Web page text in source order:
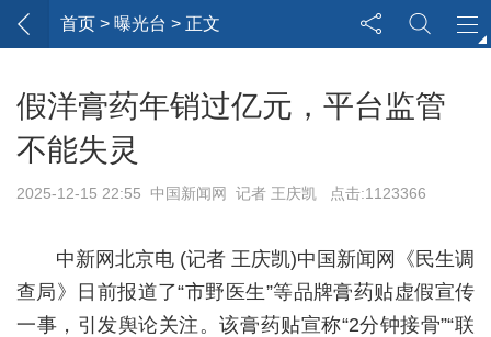
首页 > 曝光台 > 正文
假洋膏药年销过亿元，平台监管
不能失灵
2025-12-15 22:55 中国新闻网 记者 王庆凯 点击:1123366
中新网北京电 (记者 王庆凯)中国新闻网《民生调
查局》日前报道了“市野医生”等品牌膏药贴虚假宣传
一事，引发舆论关注。该膏药贴宣称“2分钟接骨”“联